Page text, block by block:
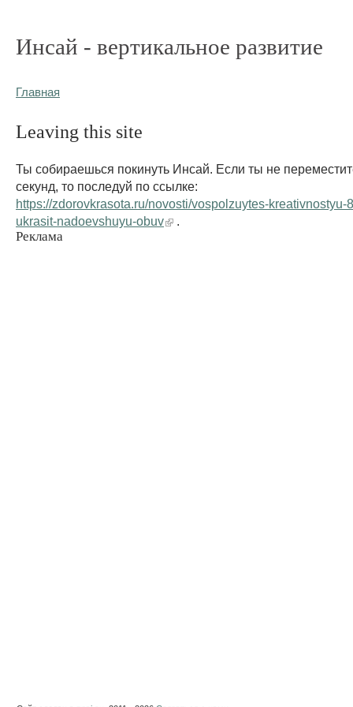
Инсай - вертикальное развитие
Главная
Leaving this site
Ты собираешься покинуть Инсай. Если ты не
секунд, то последуй по ссылке:
https://zdorovkrasota.ru/novosti/vospolzuytes-kreativnostyu-
ukrasit-nadoevshuyu-obuv
Реклама